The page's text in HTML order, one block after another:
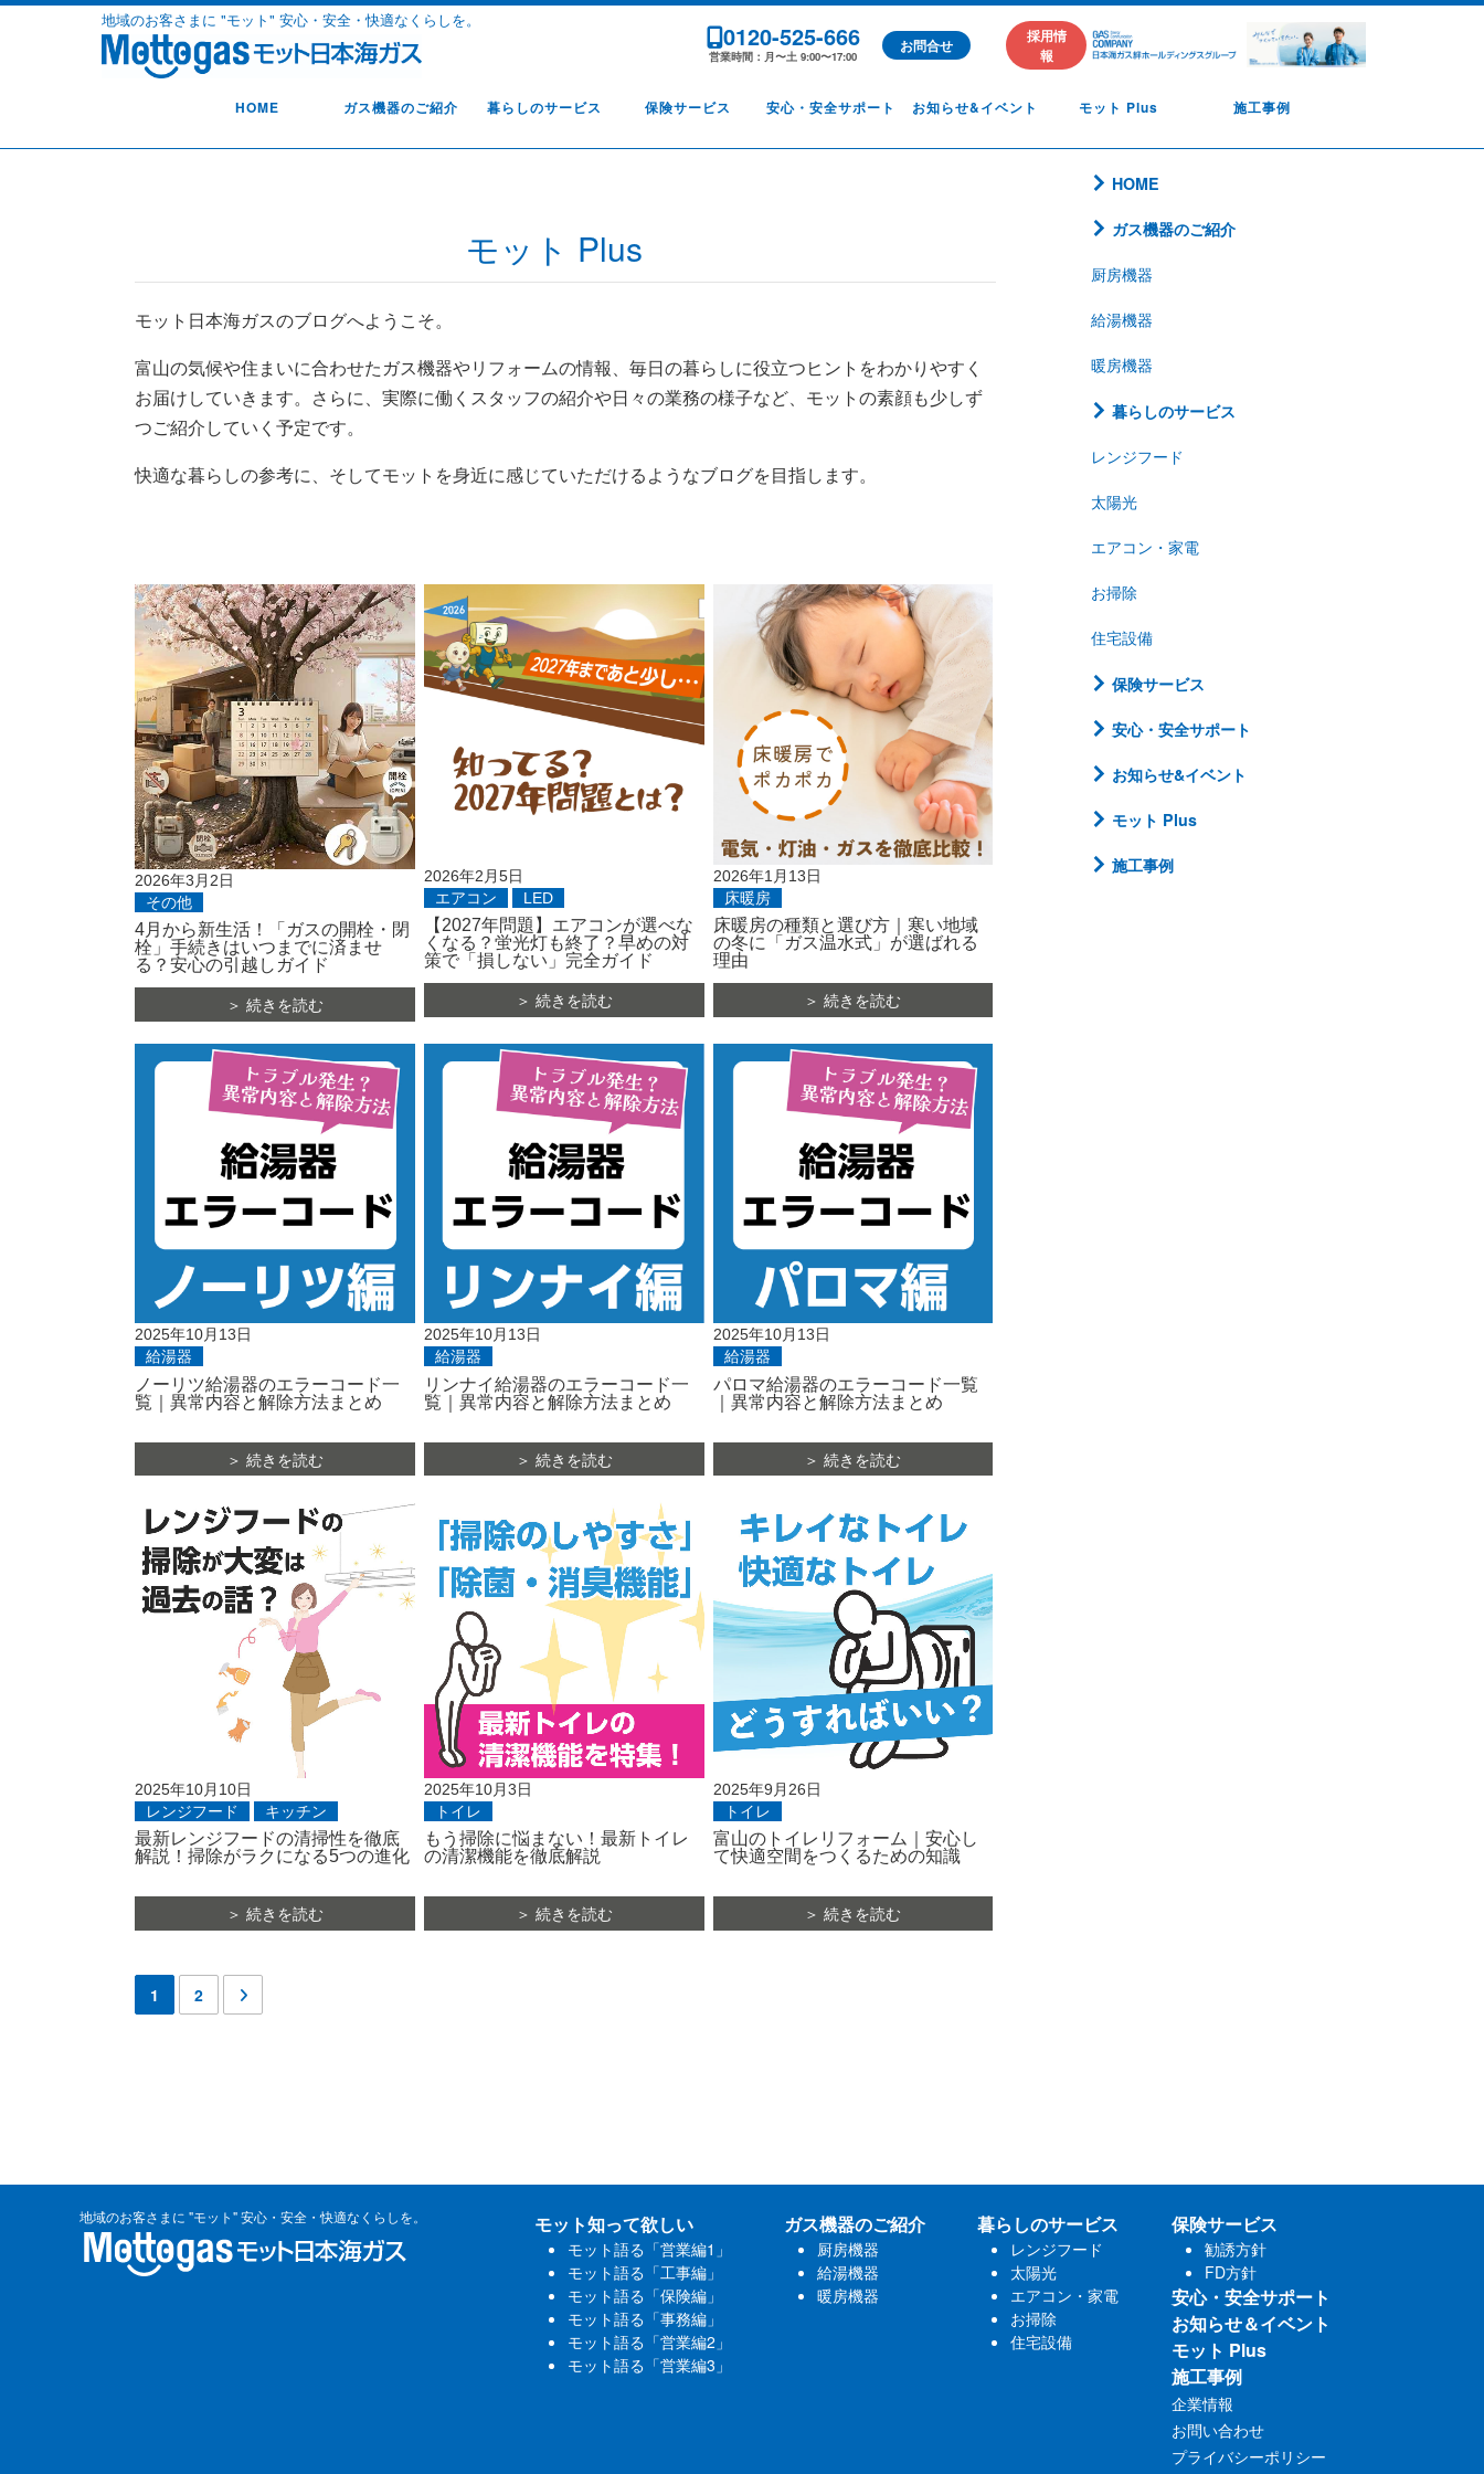
地域のお客さまに "モット" 安心・安全・快適なくらしを。 0120-525-666
営業時間：月〜土 9:00〜17:00
お問合せ
採用情
報
HOME ガス機器のご紹介 暮らしのサービス 保険サービス 安心・安全サポート お知らせ&イベント モット Plus 施工事例
モット Plus
モット日本海ガスのブログへようこそ。
富山の気候や住まいに合わせたガス機器やリフォームの情報、毎日の暮らしに役立つヒントをわかりやすく
お届けしていきます。さらに、実際に働くスタッフの紹介や日々の業務の様子など、モットの素顔も少しず
つご紹介していく予定です。
快適な暮らしの参考に、そしてモットを身近に感じていただけるようなブログを目指します。
2026年3月2日
その他
4月から新生活！「ガスの開栓・閉
栓」手続きはいつまでに済ませ
る？安心の引越しガイド
＞ 続きを読む
2026年2月5日
エアコン
LED
【2027年問題】エアコンが選べな
くなる？蛍光灯も終了？早めの対
策で「損しない」完全ガイド
＞ 続きを読む
2026年1月13日
床暖房
床暖房の種類と選び方｜寒い地域
の冬に「ガス温水式」が選ばれる
理由
＞ 続きを読む
2025年10月13日
給湯器
ノーリツ給湯器のエラーコード一
覧｜異常内容と解除方法まとめ
＞ 続きを読む
2025年10月13日
給湯器
リンナイ給湯器のエラーコード一
覧｜異常内容と解除方法まとめ
＞ 続きを読む
2025年10月13日
給湯器
パロマ給湯器のエラーコード一覧
｜異常内容と解除方法まとめ
＞ 続きを読む
2025年10月10日
レンジフード
キッチン
最新レンジフードの清掃性を徹底
解説！掃除がラクになる5つの進化
＞ 続きを読む
2025年10月3日
トイレ
もう掃除に悩まない！最新トイレ
の清潔機能を徹底解説
＞ 続きを読む
2025年9月26日
トイレ
富山のトイレリフォーム｜安心し
て快適空間をつくるための知識
＞ 続きを読む
1 2
HOME
ガス機器のご紹介
厨房機器
給湯機器
暖房機器
暮らしのサービス
レンジフード
太陽光
エアコン・家電
お掃除
住宅設備
保険サービス
安心・安全サポート
お知らせ&イベント
モット Plus
施工事例
モット知って欲しい
モット語る「営業編1」
モット語る「工事編」
モット語る「保険編」
モット語る「事務編」
モット語る「営業編2」
モット語る「営業編3」
ガス機器のご紹介
厨房機器
給湯機器
暖房機器
暮らしのサービス
レンジフード
太陽光
エアコン・家電
お掃除
住宅設備
保険サービス
勧誘方針
FD方針
安心・安全サポート
お知らせ＆イベント
モット Plus
施工事例
企業情報
お問い合わせ
プライバシーポリシー
地域のお客さまに "モット" 安心・安全・快適なくらしを。